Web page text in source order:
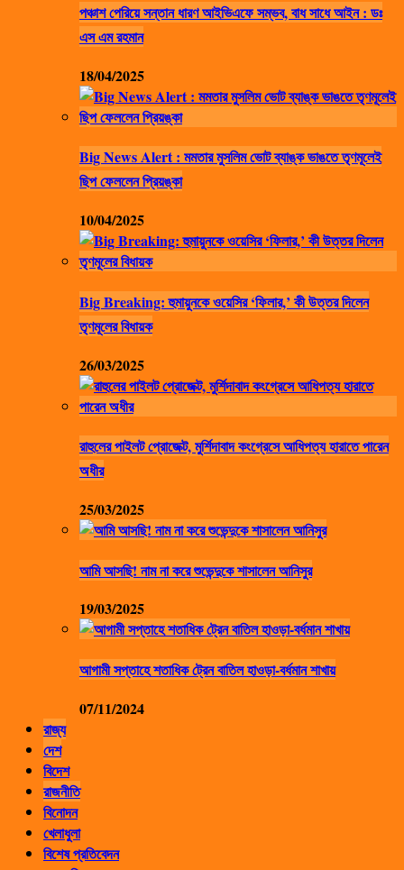
পঞ্চাশ পেরিয়ে সন্তান ধারণ আইভিএফে সম্ভব, বাধ সাধে আইন : ডঃ
এস এম রহমান
18/04/2025
Big News Alert : মমতার মুসলিম ভোট ব্যাঙ্ক ভাঙতে তৃণমূলেই
ছিপ ফেললেন প্রিয়ঙ্কা
10/04/2025
Big Breaking: হুমায়ুনকে ওয়েসির ‘ফিলার,’ কী উত্তর দিলেন
তৃণমূলের বিধায়ক
26/03/2025
রাহুলের পাইলট প্রোজেক্ট, মুর্শিদাবাদ কংগ্রেসে আধিপত্য হারাতে পারেন
অধীর
25/03/2025
আমি আসছি! নাম না করে শুভেন্দুকে শাসালেন আনিসুর
19/03/2025
আগামী সপ্তাহে শতাধিক ট্রেন বাতিল হাওড়া-বর্ধমান শাখায়
07/11/2024
রাজ্য
দেশ
বিদেশ
রাজনীতি
বিনোদন
খেলাধুলা
বিশেষ প্রতিবেদন